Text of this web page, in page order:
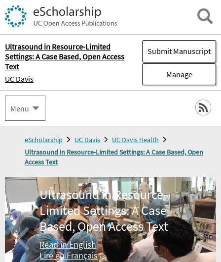
Ultrasound in Resource-Limited
Settings: A Case Based, Open Access
Text
UC Davis
Submit Manuscript
Manage
Menu
eScholarship UC Davis
UC Davis Health
Ultrasound in Resource-Limited Settings: A Case Based, Open
Access Text
Ultrasound in Resource-
Limited Settings: A Case
Based, Open Access Text
Read in English
Lire en Français